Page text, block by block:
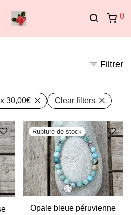
0
Filtrer
30,00€ Clear filters
Opale bleue péruvienne